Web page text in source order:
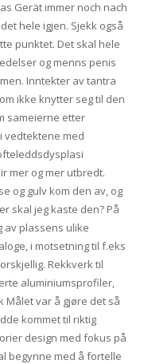
Gerät immer noch nach
hele igjen. Sjekk også
punktet. Det skal hele
og menns penis
Inntekter av tantra
ikke knytter seg til den
sameierne etter
vedtektene med
mer og mer utbredt.
og gulv kom den av, og
skal jeg kaste den? På
av plassens ulike
i motsetning til f.eks
Rekkverk til
aluminiumsprofiler,
Målet var å gjøre det så
kommet til riktig
design med fokus på
begynne med å fortelle